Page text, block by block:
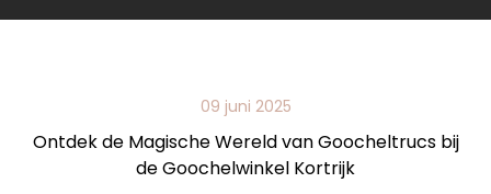
09 juni 2025
Ontdek de Magische Wereld van Goocheltrucs bij
de Goochelwinkel Kortrijk